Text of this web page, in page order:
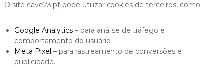
O site cave23.pt pode utilizar cookies de terceiros, como:
Google Analytics– para análise de tráfego e
comportamento do usuário.
Meta Pixel – para rastreamento de conversões e
publicidade.